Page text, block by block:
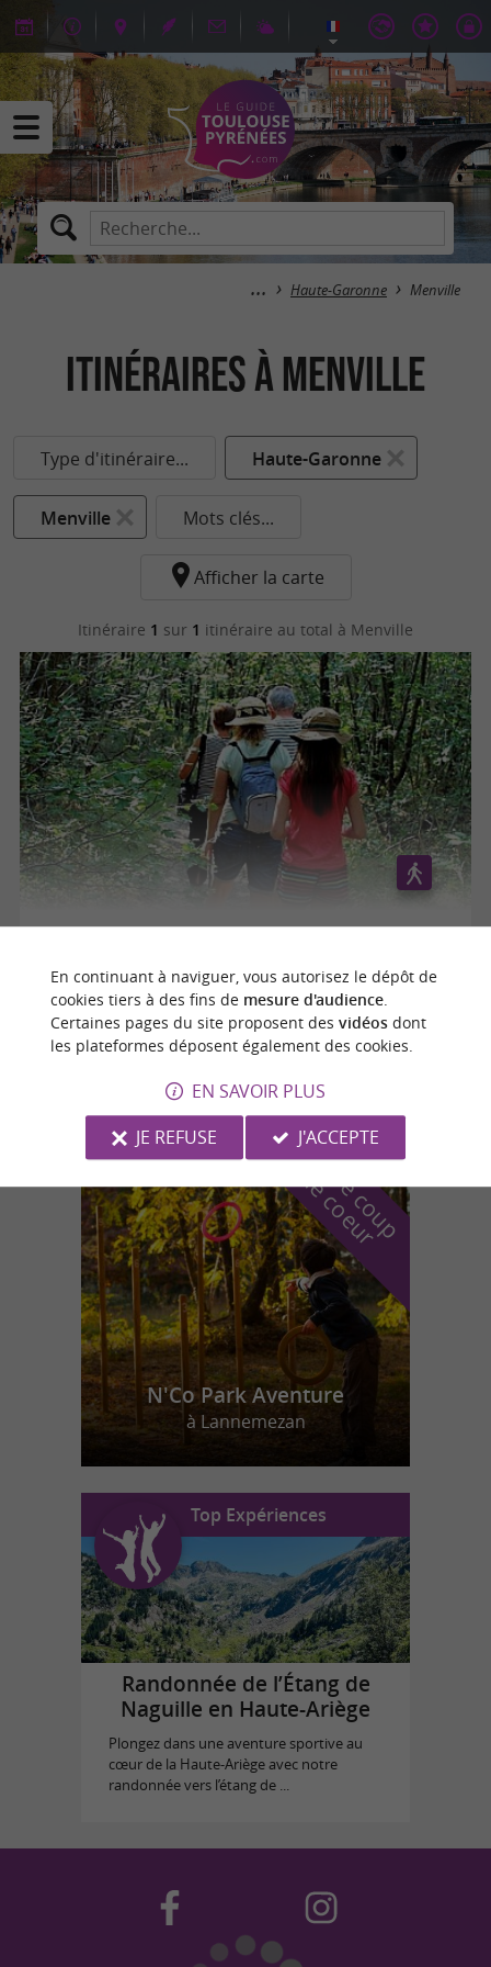
Haute-Garonne Menville
itinéraires à Menville
Type d'itinéraire... Haute-Garonne
Menville Mots clés...
Afficher la carte
Itinéraire 1 sur 1 itinéraire au total à Menville
Menville
n
o
t
r
e
c
o
u
p
d
e
c
o
e
u
r
N'Co Park Aventure
à Lannemezan
Top Expériences
Randonnée de l’Étang de
Naguille en Haute-Ariège
Plongez dans une aventure sportive au
cœur de la Haute-Ariège avec notre
randonnée vers l’étang de ...
En continuant à naviguer, vous autorisez le dépôt de
cookies tiers à des fins de mesure d'audience.
Certaines pages du site proposent des vidéosdont
les plateformes déposent également des cookies.
EN SAVOIR PLUS
JE REFUSE
J'ACCEPTE